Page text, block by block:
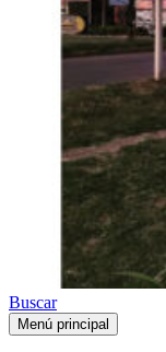
Buscar
Menú principal